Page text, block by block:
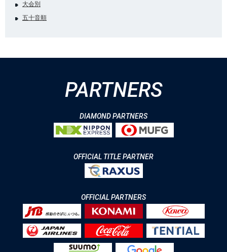
大会別
五十音順
PARTNERS
DIAMOND PARTNERS
OFFICIAL TITLE PARTNER
OFFICIAL PARTNERS